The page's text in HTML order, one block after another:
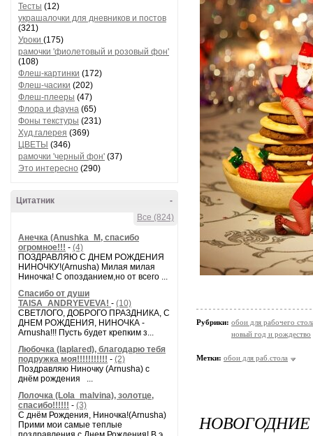
Тесты (12)
украшалочки для дневников и постов
(321)
Уроки (175)
рамочки 'фиолетовый и розовый фон'
(108)
Флеш-картинки (172)
Флеш-часики (202)
Флеш-плееры (47)
Флора и фауна (65)
Фоны текстуры (231)
Худ.галерея (369)
ЦВЕТЫ (346)
рамочки 'черный фон' (37)
Это интересно (290)
-
Цитатник
Все (824)
Анечка (Anushka_M, спасибо
огромное!!! - (4)
ПОЗДРАВЛЯЮ С ДНЕМ РОЖДЕНИЯ
НИНОЧКУ!(Arnusha) Милая милая
Ниночка! С опозданием,но от всего ...
Спасибо от души
TAISA_ANDRYEVEVA! - (10)
СВЕТЛОГО, ДОБРОГО ПРАЗДНИКА, С
ДНЕМ РОЖДЕНИЯ, НИНОЧКА -
Arnusha!!! Пусть будет крепким з...
Любочка (laplared), благодарю тебя
подружка моя!!!!!!!!!!! - (2)
Поздравляю Ниночку (Arnusha) с
днём рождения ...
Лолочка (Lola_malvina), золотце,
спасибо!!!!!! - (3)
С днём Рождения, Ниночка!(Аrnusha)
Прими мои самые теплые
Рубрики: обои для рабочего
новый год и рождество
Метки: обои для раб.стола
НОВОГОДНИЕ